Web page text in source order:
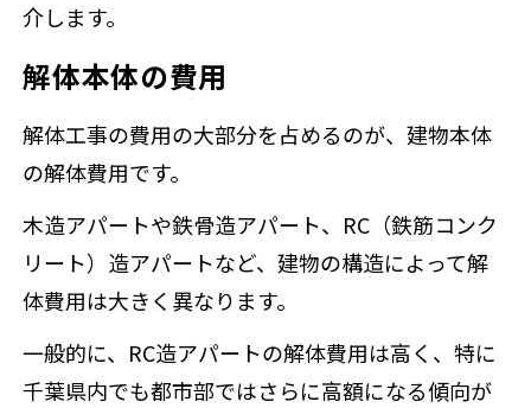
介します。
解体本体の費用
解体工事の費用の大部分を占めるのが、建物本体
の解体費用です。
木造アパートや鉄骨造アパート、RC（鉄筋コンク
リート）造アパートなど、建物の構造によって解
体費用は大きく異なります。
一般的に、RC造アパートの解体費用は高く、特に
千葉県内でも都市部ではさらに高額になる傾向が